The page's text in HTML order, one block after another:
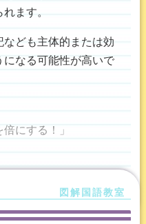
ます。
ども主体的または効
なる可能性が高いで
にする！」